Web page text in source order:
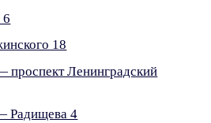
18
проспект Ленинградский
Радищева 4